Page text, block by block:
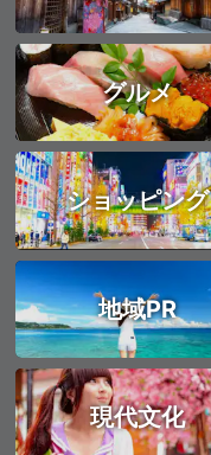
グルメ
ショッピング
地域PR
現代文化